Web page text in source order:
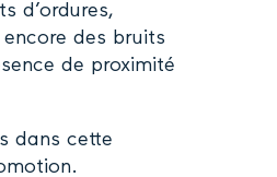
d’ordures,
des bruits
de proximité
dans cette